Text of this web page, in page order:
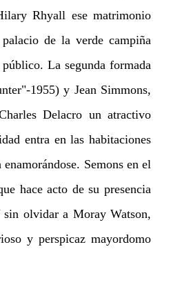
Rhyall ese matrimonio
de la verde campiña
La segunda formada
1955) y Jean Simmons,
Delacro un atractivo
entra en las habitaciones
Semons en el
hace acto de su presencia
olvidar a Moray Watson,
y perspicaz mayordomo